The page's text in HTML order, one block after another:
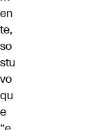
en
te,
so
stu
vo
qu
e